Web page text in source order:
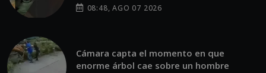
08:48, AGO 07 2026
Cámara capta el momento en que
enorme árbol cae sobre un hombre